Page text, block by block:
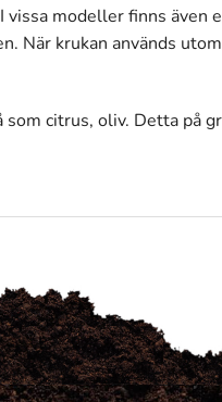
modeller finns
När krukan används
citrus, oliv. Detta på